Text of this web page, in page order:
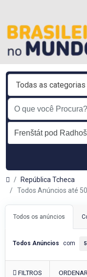
Todas as categorias
República Tcheca
Todos Anúncios até
Todos os anúncios
Todos Anúncios com
FILTROS